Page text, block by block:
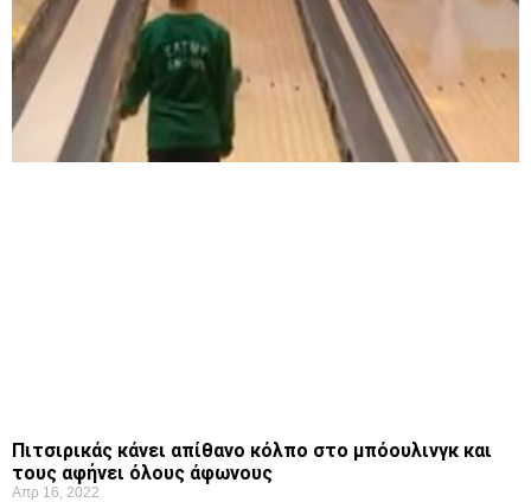
Πιτσιρικάς κάνει απίθανο κόλπο στο μπόουλινγκ και
τους αφήνει όλους άφωνους
Απρ 16, 2022